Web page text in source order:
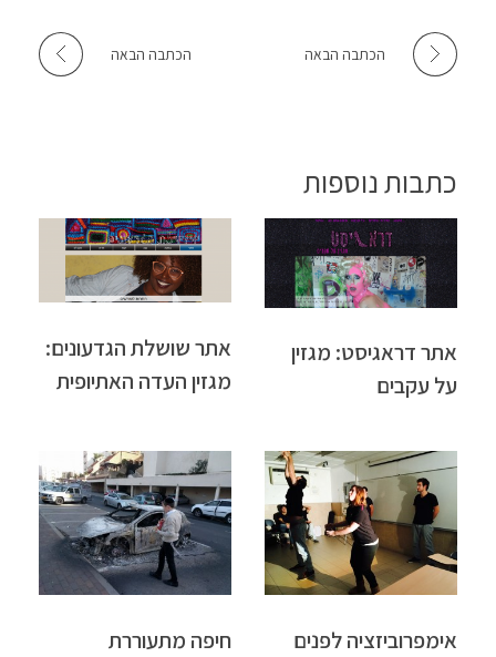
הכתבה הבאה הכתבה הבאה
כתבות נוספות
אתר דראגיסט: מגזין
על עקבים
אתר שושלת הגדעונים:
מגזין העדה האתיופית
אימפרוביזציה לפנים
חיפה מתעוררת